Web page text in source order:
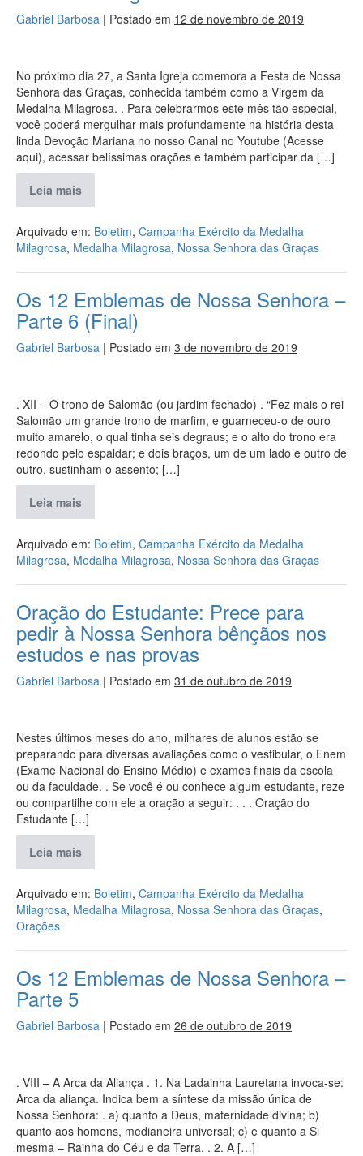
Gabriel Barbosa | Postado em 12 de novembro de 2019
No próximo dia 27, a Santa Igreja comemora a Festa de Nossa
Senhora das Graças, conhecida também como a Virgem da
Medalha Milagrosa. . Para celebrarmos este mês tão especial,
você poderá mergulhar mais profundamente na história desta
linda Devoção Mariana no nosso Canal no Youtube (Acesse
aqui), acessar belíssimas orações e também participar da […]
Leia mais
Arquivado em: Boletim, Campanha Exército da Medalha
Milagrosa, Medalha Milagrosa, Nossa Senhora das Graças
Os 12 Emblemas de Nossa Senhora –
Parte 6 (Final)
Gabriel Barbosa | Postado em 3 de novembro de 2019
. XII – O trono de Salomão (ou jardim fechado) . “Fez mais o rei
Salomão um grande trono de marfim, e guarneceu-o de ouro
muito amarelo, o qual tinha seis degraus; e o alto do trono era
redondo pelo espaldar; e dois braços, um de um lado e outro de
outro, sustinham o assento; […]
Leia mais
Arquivado em: Boletim, Campanha Exército da Medalha
Milagrosa, Medalha Milagrosa, Nossa Senhora das Graças
Oração do Estudante: Prece para
pedir à Nossa Senhora bênçãos nos
estudos e nas provas
Gabriel Barbosa | Postado em 31 de outubro de 2019
Nestes últimos meses do ano, milhares de alunos estão se
preparando para diversas avaliações como o vestibular, o Enem
(Exame Nacional do Ensino Médio) e exames finais da escola
ou da faculdade. . Se você é ou conhece algum estudante, reze
ou compartilhe com ele a oração a seguir: . . . Oração do
Estudante […]
Leia mais
Arquivado em: Boletim, Campanha Exército da Medalha
Milagrosa, Medalha Milagrosa, Nossa Senhora das Graças,
Orações
Os 12 Emblemas de Nossa Senhora –
Parte 5
Gabriel Barbosa | Postado em 26 de outubro de 2019
. VIII – A Arca da Aliança . 1. Na Ladainha Lauretana invoca-se:
Arca da aliança. Indica bem a síntese da missão única de
Nossa Senhora: . a) quanto a Deus, maternidade divina; b)
quanto aos homens, medianeira universal; c) e quanto a Si
mesma – Rainha do Céu e da Terra. . 2. A […]